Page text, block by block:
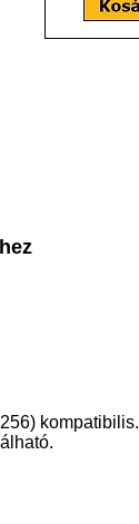
kompatibilis.